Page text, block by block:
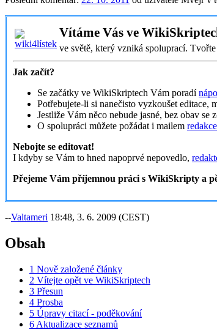
Vítáme Vás ve
ve světě, který vzniká spoluprací.
Jak začít?
Se začátky ve WikiSkriptech Vám poradí
Potřebujete-li si nanečisto vyzkoušet editace,
Jestliže Vám něco nebude jasné, bez obav se
O spolupráci můžete požádat i mailem
Nebojte se editovat!
I kdyby se Vám to hned napoprvé nepovedlo,
Přejeme Vám příjemnou práci s WikiSkripty a
--Valtameri 18:48, 3. 6. 2009 (CEST)
Obsah
1 Nově založené články
2 Vítejte opět ve WikiSkriptech
3 Přesun
4 Prosba
5 Úpravy citací - poděkování
6 Aktualizace seznamů